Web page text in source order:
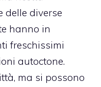
delle diverse
hanno in
freschissimi
autoctone.
ma si possono